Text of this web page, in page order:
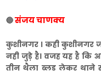
🔵संजय चाणक्य
कुशीनगर । कही कुशीनगर
नही जुड़े है। वजह यह है कि
तीन थैला ब्लड लेकर थाने